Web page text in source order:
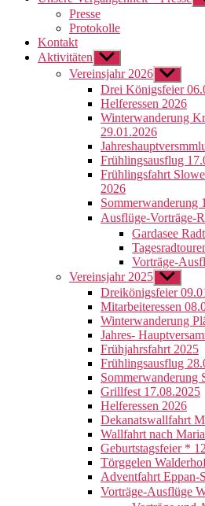
Presse
Protokolle
Kontakt
Aktivitäten Untermenü
anzeigen
Vereinsjahr 2026 Untermenü
anzeigen
Drei Königsfeier
Helferessen 2026
Winterwanderung
29.01.2026
Frühlingsausflug
Frühlingsfahrt
2026
Sommerwanderung
Ausflüge-Vorträge-
Gardasee
Vorträge-
Vereinsjahr 2025 Untermenü
anzeigen
Dreikönigsfeier
Mitarbeiteressen
Winterwanderung
Jahres-
Frühjahrsfahrt 2025
Frühlingsausflug
Grillfest 17.08.2025
Helferessen 2026
Dekanatswallfahrt
Wallfahrt nach
Geburtstagsfeier *
Törggelen
Adventfahrt Eppan-
Vorträge-Ausflüge